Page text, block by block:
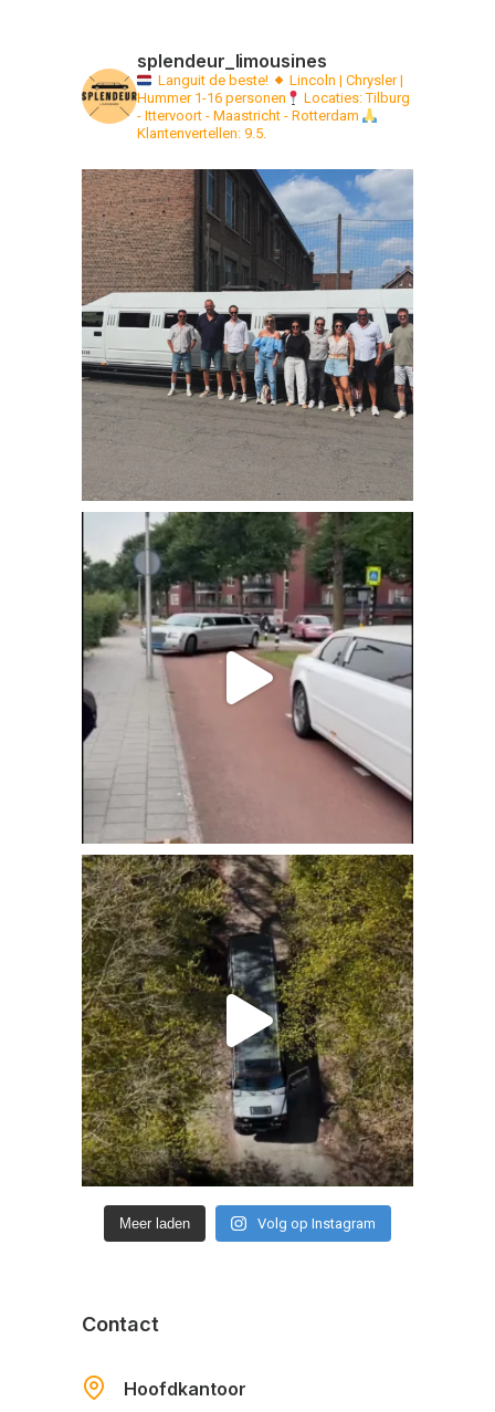
splendeur_limousines
Languit de beste!
Lincoln | Chrysler |
Hummer 1-16 personen
Locaties: Tilburg
- Ittervoort - Maastricht - Rotterdam
Klantenvertellen: 9.5.
Meer laden Volg op Instagram
Contact
Hoofdkantoor